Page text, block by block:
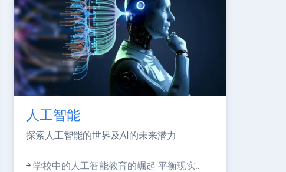
人工智能
探索人工智能的世界及AI的未来潜力
学校中的人工智能教育的崛起 平衡现实...